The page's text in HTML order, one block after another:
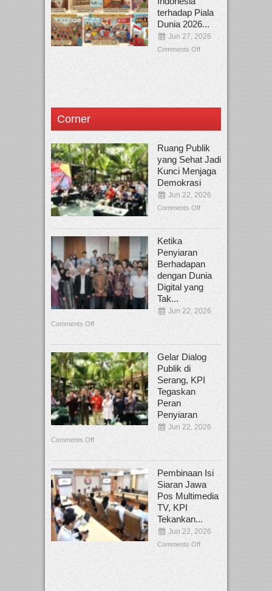
terhadap Piala
Dunia 2026...
Jun 27, 2026
Comments Off
Corner
Ruang Publik
yang Sehat Jadi
Kunci Menjaga
Demokrasi
Jun 22, 2026
Comments Off
Ketika
Penyiaran
Berhadapan
dengan Dunia
Digital yang
Tak...
Jun 22, 2026
Comments Off
Gelar Dialog
Publik di
Serang, KPI
Tegaskan
Peran
Penyiaran
Jun 22, 2026
Comments Off
Pembinaan Isi
Siaran Jawa
Pos Multimedia
TV, KPI
Tekankan...
Jun 22, 2026
Comments Off